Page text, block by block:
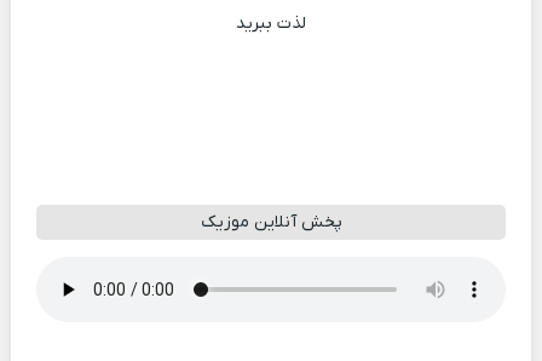
لذت ببرید
پخش آنلاین موزیک